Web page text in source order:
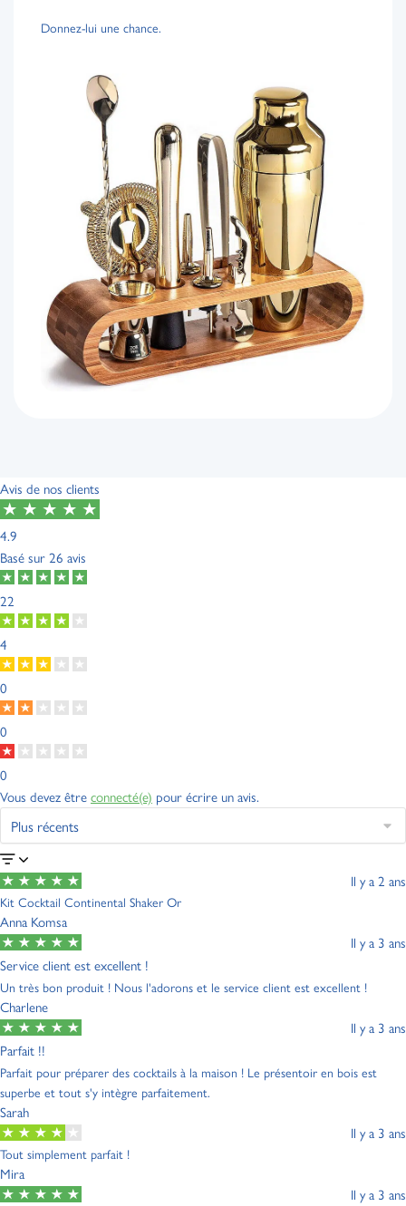
Donnez-lui une chance.
Avis de nos clients
4.9
Basé sur26 avis
22
4
0
0
0
Vous devez êtreconnecté(e) pour écrire un avis.
Il y a 2 ans
Kit Cocktail Continental Shaker Or
Anna Komsa
Il y a 3 ans
Service client est excellent !
Un très bon produit ! Nous l'adorons et le service client est excellent !
Charlene
Il y a 3 ans
Parfait !!
Parfait pour préparer des cocktails à la maison ! Le présentoir en bois est
superbe et tout s'y intègre parfaitement.
Sarah
Il y a 3 ans
Tout simplement parfait !
Mira
Il y a 3 ans